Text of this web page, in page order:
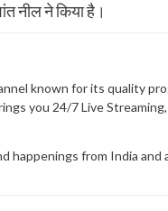
नील ने किया है।
known for its quality
you 24/7 Live
happenings from India and